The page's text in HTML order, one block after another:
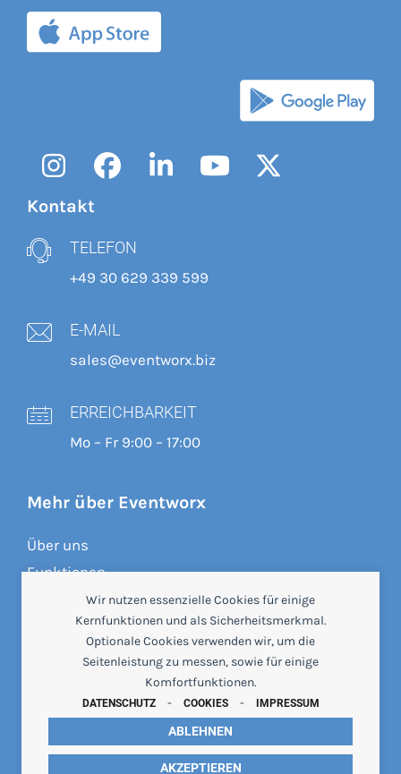
Wir nutzen essenzielle Cookies für einige
Kernfunktionen und als Sicherheitsmerkmal.
Optionale Cookies verwenden wir, um die
Seitenleistung zu messen, sowie für einige
Komfortfunktionen.
DATENSCHUTZ - COOKIES - IMPRESSUM
AKZEPTIEREN
ABLEHNEN
Instagram
Facebook
LinkedIn
YouTubeTwitter
Kontakt
TELEFON
+49 30 629 339 599
E-MAIL
sales@eventworx.biz
ERREICHBARKEIT
Mo – Fr 9:00 – 17:00
Mehr über Eventworx
Über uns
Funktionen
Referenzen
Crewbrain
Beratung & Webinare
Wissensdatenbank